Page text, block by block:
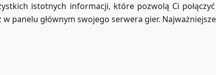
istotnych informacji, które pozwolą Ci
panelu głównym swojego serwera gier.